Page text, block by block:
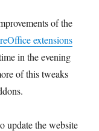
of the
extensions
in the evening
of this tweaks
update the website